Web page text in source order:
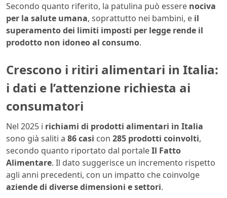
Secondo quanto riferito, la patulina può essere nociva
per la salute umana, soprattutto nei bambini, e il
superamento dei limiti imposti per legge rende il
prodotto non idoneo al consumo.
Crescono i ritiri alimentari in Italia:
i dati e l’attenzione richiesta ai
consumatori
Nel 2025 i richiami di prodotti alimentari in Italia
sono già saliti a 86 casi con 285 prodotti coinvolti,
secondo quanto riportato dal portaleIl Fatto
Alimentare. Il dato suggerisce un incremento rispetto
agli anni precedenti, con un impatto che coinvolge
aziende di diverse dimensioni e settori.